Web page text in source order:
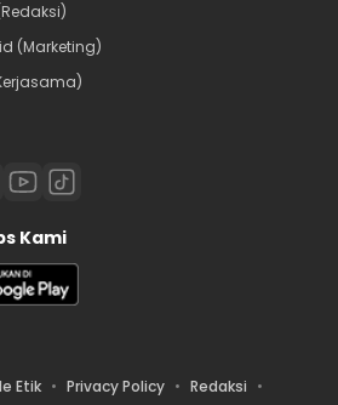
(Marketing)
Kami
Etik Privacy Policy
Redaksi